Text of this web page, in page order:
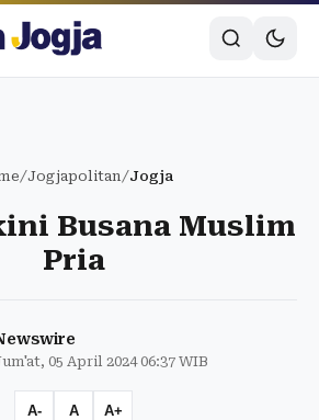
/Jogjapolitan/Jogja
Busana Muslim
Pria
05 April 2024 06:37 WIB
A- A A+